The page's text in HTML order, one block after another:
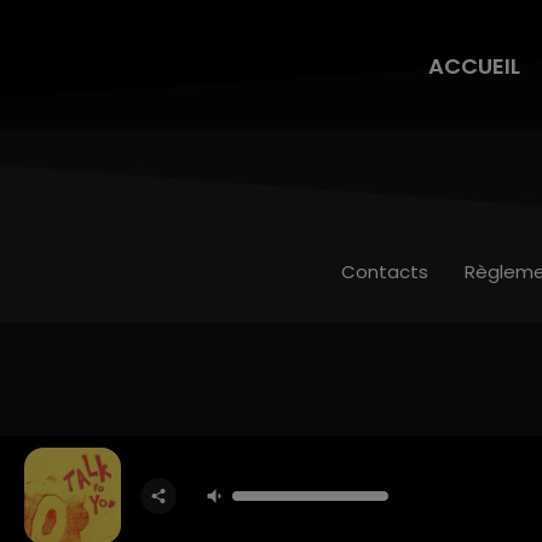
ACCUEIL
Contacts